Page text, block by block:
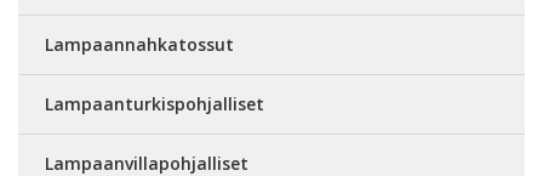
Lampaannahkatossut
Lampaanturkispohjalliset
Lampaanvillapohjalliset